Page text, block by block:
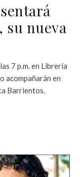
su nueva
7 p.m. en Librería
acompañarán en
Barrientos.